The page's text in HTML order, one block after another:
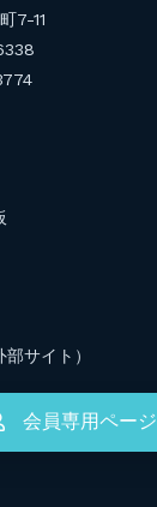
7-11
サイト）
会員専用ページ